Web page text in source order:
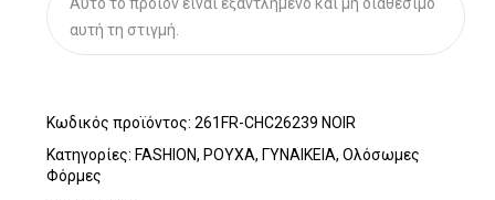
αυτή τη στιγμή.
Κωδικός προϊόντος: 261FR-CHC26239 NOIR
Κατηγορίες: FASHION, ΡΟΥΧΑ, ΓΥΝΑΙΚΕΙΑ, Ολόσωμες
Φόρμες